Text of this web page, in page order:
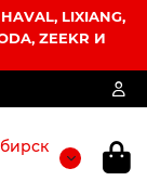
LIXIANG,
ZEEKR И